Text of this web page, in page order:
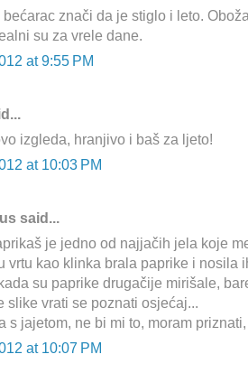
bećarac znači da je stiglo i leto.
su za vrele dane.
at 9:55 PM
izgleda, hranjivo i baš za ljeto!
at 10:03 PM
said...
je jedno od najjačih jela koje
vrtu kao klinka brala paprike i nosila
su paprike drugačije mirišale,
slike vrati se poznati osjećaj...
s jajetom, ne bi mi to, moram
at 10:07 PM